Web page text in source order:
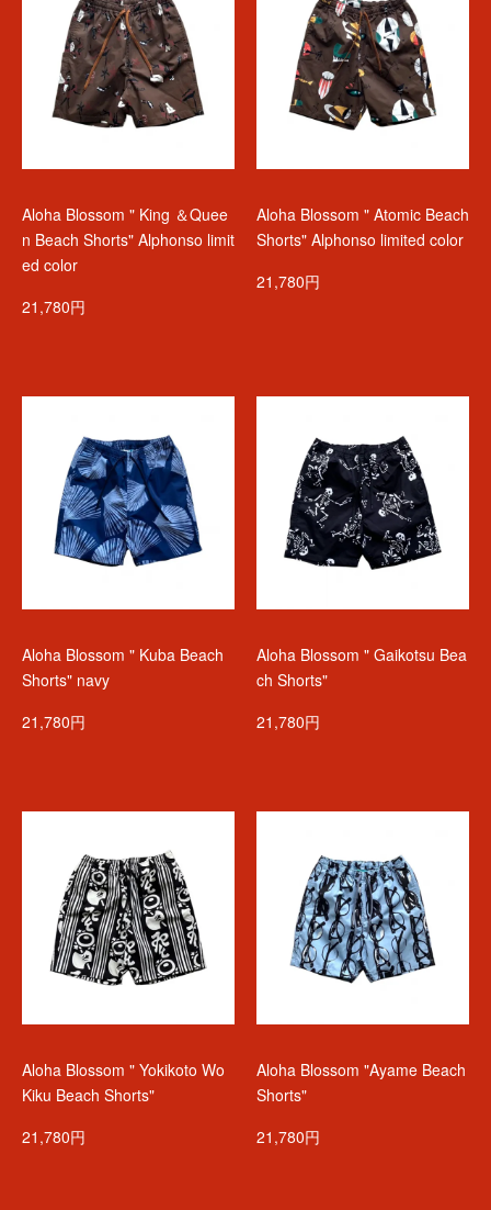
Aloha Blossom " King ＆Quee
n Beach Shorts" Alphonso limit
ed color
21,780円
Aloha Blossom " Atomic Beach
Shorts" Alphonso limited color
21,780円
Aloha Blossom " Kuba Beach
Shorts" navy
21,780円
Aloha Blossom " Gaikotsu Bea
ch Shorts"
21,780円
Aloha Blossom " Yokikoto Wo
Kiku Beach Shorts"
21,780円
Aloha Blossom "Ayame Beach
Shorts"
21,780円